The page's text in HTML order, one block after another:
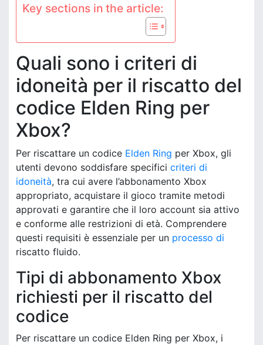
Key sections in the article:
Quali sono i criteri di
idoneità per il riscatto del
codice Elden Ring per
Xbox?
Per riscattare un codice Elden Ring per Xbox, gli
utenti devono soddisfare specifici criteri di
idoneità, tra cui avere l’abbonamento Xbox
appropriato, acquistare il gioco tramite metodi
approvati e garantire che il loro account sia attivo
e conforme alle restrizioni di età. Comprendere
questi requisiti è essenziale per un processo di
riscatto fluido.
Tipi di abbonamento Xbox
richiesti per il riscatto del
codice
Per riscattare un codice Elden Ring per Xbox, i